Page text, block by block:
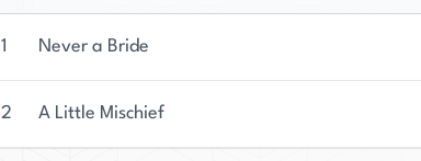
1 Never a Bride
2 A Little Mischief